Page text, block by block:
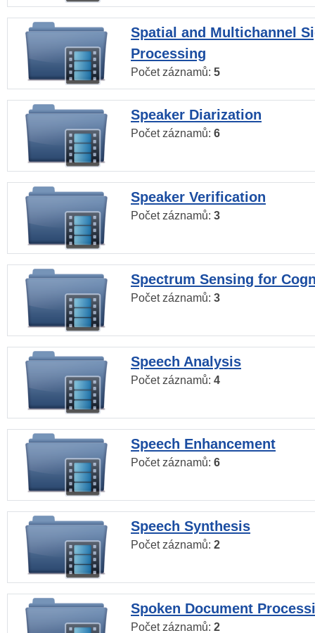
Spatial and Multichannel
Processing
Počet záznamů: 5
Speaker Diarization
Počet záznamů: 6
Speaker Verification
Počet záznamů: 3
Spectrum Sensing for
Počet záznamů: 3
Speech Analysis
Počet záznamů: 4
Speech Enhancement
Počet záznamů: 6
Speech Synthesis
Počet záznamů: 2
Spoken Document
Počet záznamů: 2